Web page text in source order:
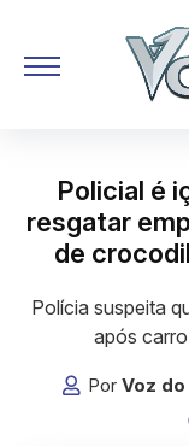
Policial é
resgatar
de
Polícia suspeita
após
Por Voz